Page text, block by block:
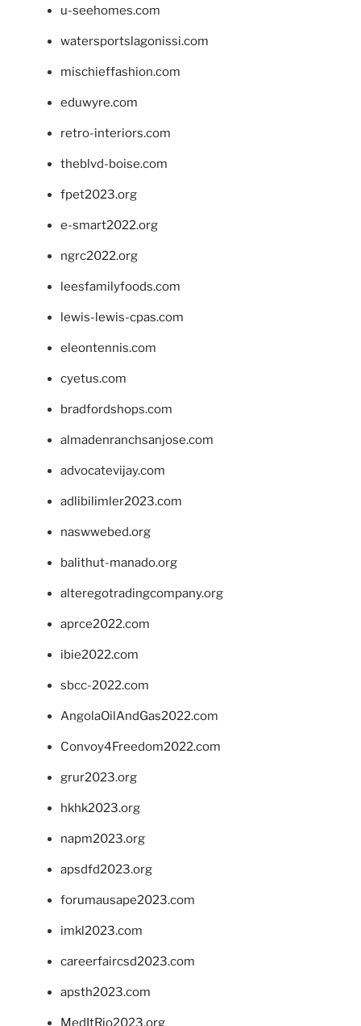
u-seehomes.com
watersportslagonissi.com
mischieffashion.com
eduwyre.com
retro-interiors.com
theblvd-boise.com
fpet2023.org
e-smart2022.org
ngrc2022.org
leesfamilyfoods.com
lewis-lewis-cpas.com
eleontennis.com
cyetus.com
bradfordshops.com
almadenranchsanjose.com
advocatevijay.com
adlibilimler2023.com
naswwebed.org
balithut-manado.org
alteregotradingcompany.org
aprce2022.com
ibie2022.com
sbcc-2022.com
AngolaOilAndGas2022.com
Convoy4Freedom2022.com
grur2023.org
hkhk2023.org
napm2023.org
apsdfd2023.org
forumausape2023.com
imkl2023.com
careerfaircsd2023.com
apsth2023.com
MedItRio2023.org